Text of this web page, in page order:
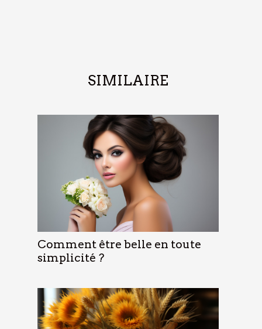
SIMILAIRE
Comment être belle en toute
simplicité ?